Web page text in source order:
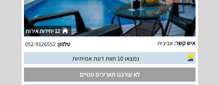
12 יחידות אירוח
איש קשר: אביבית טלפון:
נמצאו 10 חוות דעת אמיתיות
לא עודכנו תאריכים פנויים